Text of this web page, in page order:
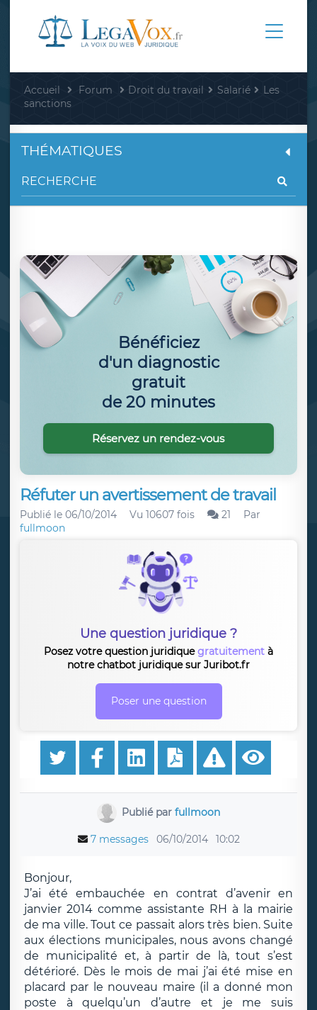
Accueil Forum Droit du travail Salarié
Les
sanctions
Réfuter un avertissement de travail
Publié le 06/10/2014 Vu 10607 fois 21
Par
fullmoon
Une question juridique ?
Posez votre question juridiquegratuitement à
notre chatbot juridique sur Juribot.fr
Poser une question
Publié parfullmoon
7 messages 06/10/2014 10:02
Bonjour,
J’ai été embauchée en contrat d’avenir en
janvier 2014 comme assistante RH à la mairie
de ma ville. Tout ce passait alors très bien. Suite
aux élections municipales, nous avons changé
de municipalité et, à partir de là, tout s’est
détérioré. Dès le mois de mai j’ai été mise en
placard par le nouveau maire (il a donné mon
poste à quelqu’un d’autre et je me suis
THÉMATIQUES
Bénéficiez
d'un diagnostic
gratuit
de 20 minutes
Réservez un rendez-vous